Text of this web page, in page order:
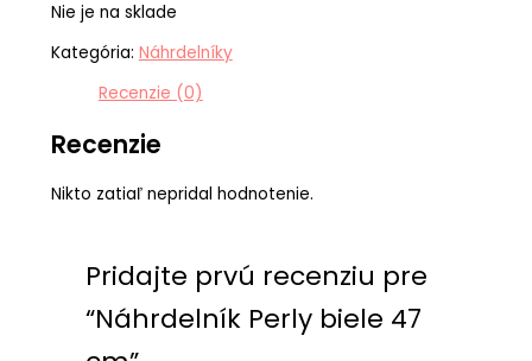
Nie je na sklade
Kategória: Náhrdelníky
Recenzie (0)
Recenzie
Nikto zatiaľ nepridal hodnotenie.
Pridajte prvú recenziu pre
“Náhrdelník Perly biele 47